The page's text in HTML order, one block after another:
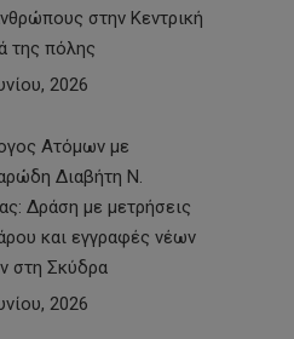
στην Κεντρική
της πόλης
2026
Ατόμων με
Διαβήτη Ν.
Δράση με μετρήσεις
και εγγραφές νέων
στη Σκύδρα
2026